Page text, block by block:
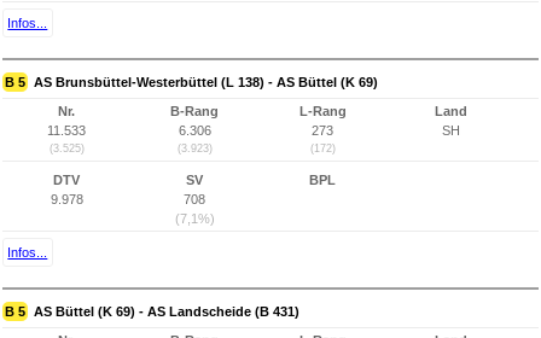
Infos...
B 5 AS Brunsbüttel-Westerbüttel (L 138) - AS Büttel (K 69)
Nr.
11.533
(3.525)
B-Rang
6.306
(3.923)
L-Rang
273
(172)
Land
SH
DTV
9.978
SV
708
(7,1%)
BPL
Infos...
B 5 AS Büttel (K 69) - AS Landscheide (B 431)